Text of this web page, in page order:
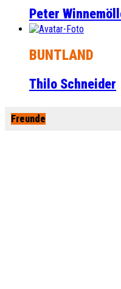
Peter
BUNTLAND
Thilo Schneider
Freunde